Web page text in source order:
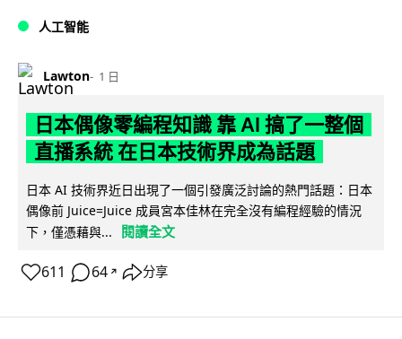
人工智能
Lawton 1 日
日本偶像零編程知識 靠 AI 搞了一整個
直播系統 在日本技術界成為話題
日本 AI 技術界近日出現了一個引發廣泛討論的熱門話題：日本
偶像前 Juice=Juice 成員宮本佳林在完全沒有編程經驗的情況
下，僅憑藉與...
閱讀全文
611 64 ↗ 分享